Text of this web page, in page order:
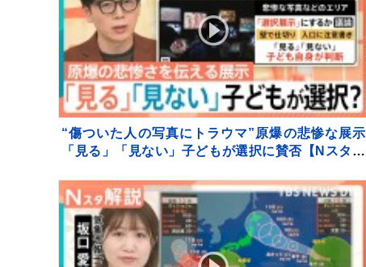
“傷ついた人の写真にトラウマ”原爆の悲惨な展示
「見る」「見ない」子どもが選択に賛否【Nスタ解